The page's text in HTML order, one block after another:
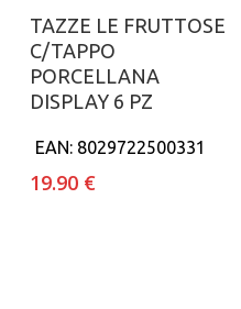
Aggiungi al carrello
TAZZE LE FRUTTOSE
C/TAPPO
PORCELLANA
DISPLAY 6 PZ
EAN: 8029722500331
19.90 €